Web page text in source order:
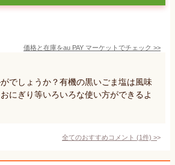
価格と在庫をau PAY マーケット でチェック >>
でしょうか？有機の黒いごま塩は風味
にぎり等いろいろな使い方ができるよ
全てのおすすめコメント (1件) >